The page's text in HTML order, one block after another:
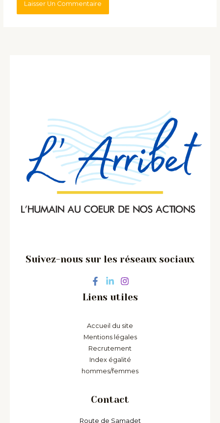
Suivez-nous sur les réseaux sociaux
Liens utiles
Accueil du site
Mentions légales
Recrutement
Index égalité
hommes/femmes
Contact
Route de Samadet